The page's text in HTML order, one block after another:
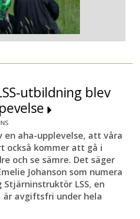
utbildning blev
en aha-upplevelse, att våra
också kommer att gå i
och se sämre. Det säger
Johanson som numera
LSS, en
är avgiftsfri under hela